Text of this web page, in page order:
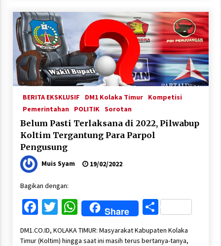
BERITA EKSKLUSIF DM1 Kolaka Timur
Kompetisi
Pemerintahan
POLITIK Sorotan
Belum Pasti Terlaksana di 2022, Pilwabup
Koltim Tergantung Para Parpol
Pengusung
Muis Syam 19/02/2022
Bagikan dengan:
Facebook
Twitter
WhatsApp
Share Share
DM1.CO.ID, KOLAKA TIMUR: Masyarakat Kabupaten Kolaka
Timur (Koltim) hingga saat ini masih terus bertanya-tanya,